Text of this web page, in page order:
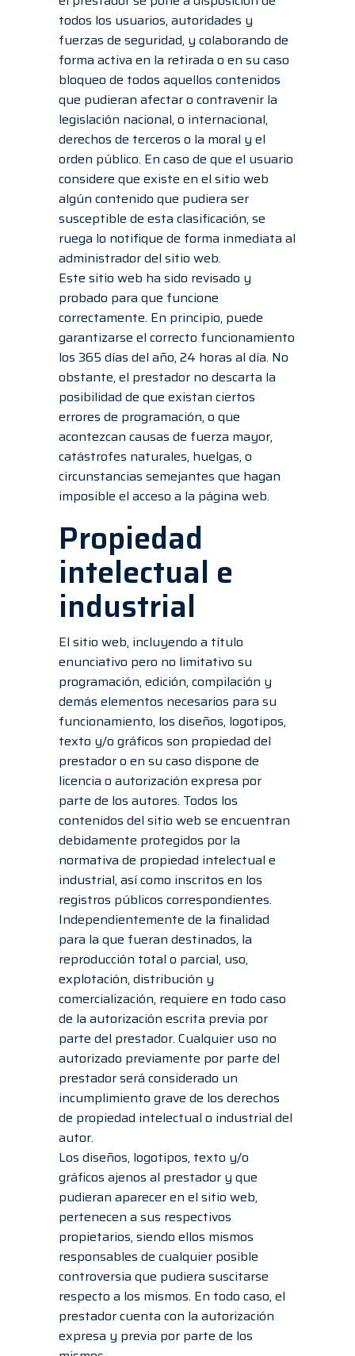
todos los usuarios, autoridades y
fuerzas de seguridad, y colaborando de
forma activa en la retirada o en su caso
bloqueo de todos aquellos contenidos
que pudieran afectar o contravenir la
legislación nacional, o internacional,
derechos de terceros o la moral y el
orden público. En caso de que el usuario
considere que existe en el sitio web
algún contenido que pudiera ser
susceptible de esta clasificación, se
ruega lo notifique de forma inmediata al
administrador del sitio web.
Este sitio web ha sido revisado y
probado para que funcione
correctamente. En principio, puede
garantizarse el correcto funcionamiento
los 365 días del año, 24 horas al día. No
obstante, el prestador no descarta la
posibilidad de que existan ciertos
errores de programación, o que
acontezcan causas de fuerza mayor,
catástrofes naturales, huelgas, o
circunstancias semejantes que hagan
imposible el acceso a la página web.
Propiedad
intelectual e
industrial
El sitio web, incluyendo a título
enunciativo pero no limitativo su
programación, edición, compilación y
demás elementos necesarios para su
funcionamiento, los diseños, logotipos,
texto y/o gráficos son propiedad del
prestador o en su caso dispone de
licencia o autorización expresa por
parte de los autores. Todos los
contenidos del sitio web se encuentran
debidamente protegidos por la
normativa de propiedad intelectual e
industrial, así como inscritos en los
registros públicos correspondientes.
Independientemente de la finalidad
para la que fueran destinados, la
reproducción total o parcial, uso,
explotación, distribución y
comercialización, requiere en todo caso
de la autorización escrita previa por
parte del prestador. Cualquier uso no
autorizado previamente por parte del
prestador será considerado un
incumplimiento grave de los derechos
de propiedad intelectual o industrial del
autor.
Los diseños, logotipos, texto y/o
gráficos ajenos al prestador y que
pudieran aparecer en el sitio web,
pertenecen a sus respectivos
propietarios, siendo ellos mismos
responsables de cualquier posible
controversia que pudiera suscitarse
respecto a los mismos. En todo caso, el
prestador cuenta con la autorización
expresa y previa por parte de los